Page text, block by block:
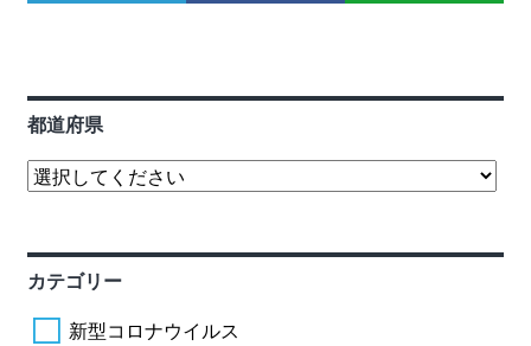
都道府県
カテゴリー
新型コロナウイルス